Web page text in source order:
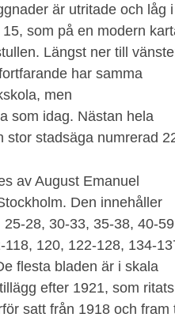
är utritade och låg i
som på en modern
Längst ner till
har samma
men
som idag. Nästan hela
stor stadsäga numrerad
av August Emanuel
Den innehåller
28, 30-33, 35-38, 40-
120, 122-128, 134-
flesta bladen är i skala
efter 1921, som ritats
satt från 1918 och fram